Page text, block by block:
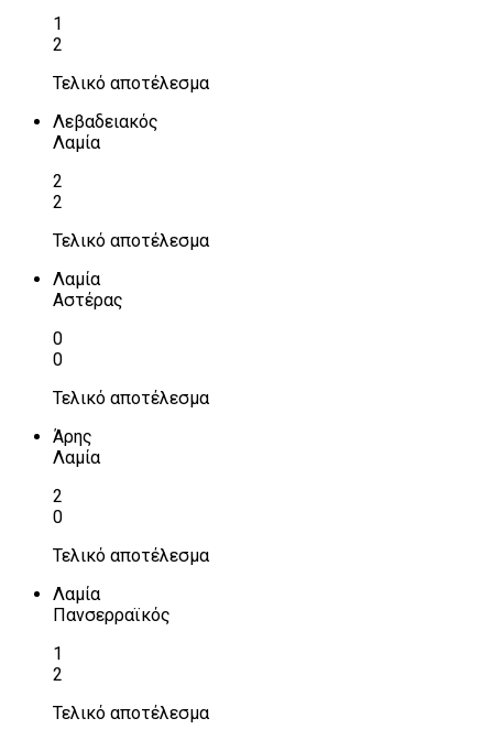
1
2
Τελικό αποτέλεσμα
Λεβαδειακός
Λαμία
2
2
Τελικό αποτέλεσμα
Λαμία
Αστέρας
0
0
Τελικό αποτέλεσμα
Άρης
Λαμία
2
0
Τελικό αποτέλεσμα
Λαμία
Πανσερραϊκός
1
2
Τελικό αποτέλεσμα